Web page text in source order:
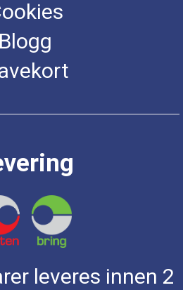
Blogg
leveres innen 2